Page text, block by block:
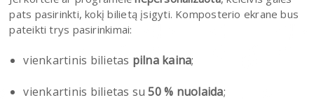
pats pasirinkti, kokį bilietą įsigyti. Komposterio ekrane bus
pateikti trys pasirinkimai:
vienkartinis bilietas pilna kaina;
vienkartinis bilietas su50 % nuolaida;